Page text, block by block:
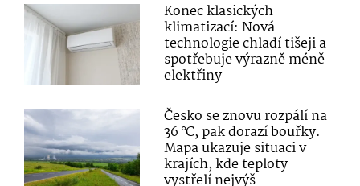
Konec klasických
klimatizací: Nová
technologie chladí tišeji a
spotřebuje výrazně méně
elektřiny
Česko se znovu rozpálí na
36 °C, pak dorazí bouřky.
Mapa ukazuje situaci v
krajích, kde teploty
vystřelí nejvýš